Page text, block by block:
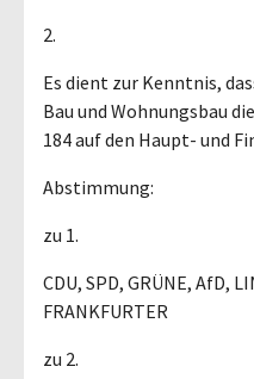
2.
Es dient zur Kenntnis,
Bau und Wohnungsbau
184 auf den Haupt- und
Abstimmung:
zu 1.
CDU, SPD, GRÜNE, AfD,
FRANKFURTER
zu 2.